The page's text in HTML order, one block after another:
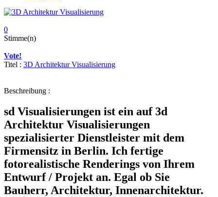
0
Stimme(n)
Vote!
Titel : 3D Architektur Visualisierung
Beschreibung :
sd Visualisierungen ist ein auf 3d
Architektur Visualisierungen
spezialisierter Dienstleister mit dem
Firmensitz in Berlin. Ich fertige
fotorealistische Renderings von Ihrem
Entwurf / Projekt an. Egal ob Sie
Bauherr, Architektur, Innenarchitektur.